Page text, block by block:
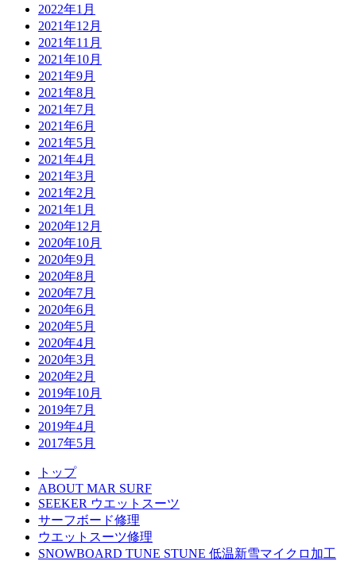
2022年1月
2021年12月
2021年11月
2021年10月
2021年9月
2021年8月
2021年7月
2021年6月
2021年5月
2021年4月
2021年3月
2021年2月
2021年1月
2020年12月
2020年10月
2020年9月
2020年8月
2020年7月
2020年6月
2020年5月
2020年4月
2020年3月
2020年2月
2019年10月
2019年7月
2019年4月
2017年5月
トップ
ABOUT MAR SURF
SEEKER ウエットスーツ
サーフボード修理
ウエットスーツ修理
SNOWBOARD TUNE STUNE 低温新雪マイクロ加工